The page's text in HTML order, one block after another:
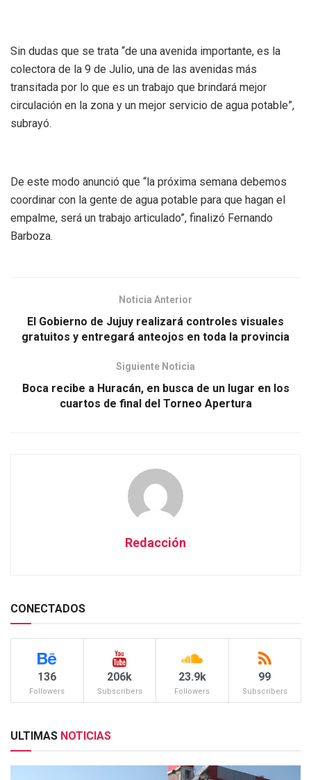
Sin dudas que se trata “de una avenida importante, es la
colectora de la 9 de Julio, una de las avenidas más
transitada por lo que es un trabajo que brindará mejor
circulación en la zona y un mejor servicio de agua potable”,
subrayó.
De este modo anunció que “la próxima semana debemos
coordinar con la gente de agua potable para que hagan el
empalme, será un trabajo articulado”, finalizó Fernando
Barboza.
Noticia Anterior
El Gobierno de Jujuy realizará controles visuales
gratuitos y entregará anteojos en toda la provincia
Siguiente Noticia
Boca recibe a Huracán, en busca de un lugar en los
cuartos de final del Torneo Apertura
Redacción
CONECTADOS
136
Followers
206k
Subscribers
23.9k
Followers
99
Subscribers
ULTIMAS NOTICIAS